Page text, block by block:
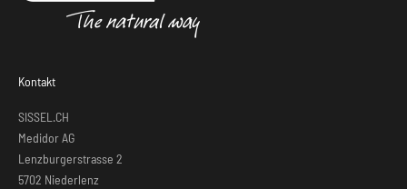
Kontakt
SISSEL.CH
Medidor AG
Lenzburgerstrasse 2
5702 Niederlenz